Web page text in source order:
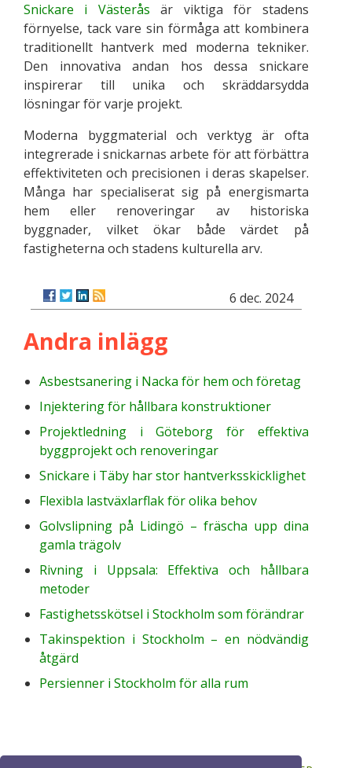
Snickare i Västerås är viktiga för stadens
förnyelse, tack vare sin förmåga att kombinera
traditionellt hantverk med moderna tekniker.
Den innovativa andan hos dessa snickare
inspirerar till unika och skräddarsydda
lösningar för varje projekt.
Moderna byggmaterial och verktyg är ofta
integrerade i snickarnas arbete för att förbättra
effektiviteten och precisionen i deras skapelser.
Många har specialiserat sig på energismarta
hem eller renoveringar av historiska
byggnader, vilket ökar både värdet på
fastigheterna och stadens kulturella arv.
6 dec. 2024
Andra inlägg
Asbestsanering i Nacka för hem och företag
Injektering för hållbara konstruktioner
Projektledning i Göteborg för effektiva
byggprojekt och renoveringar
Snickare i Täby har stor hantverksskicklighet
Flexibla lastväxlarflak för olika behov
Golvslipning på Lidingö – fräscha upp dina
gamla trägolv
Rivning i Uppsala: Effektiva och hållbara
metoder
Fastighetsskötsel i Stockholm som förändrar
Takinspektion i Stockholm – en nödvändig
åtgärd
Persienner i Stockholm för alla rum